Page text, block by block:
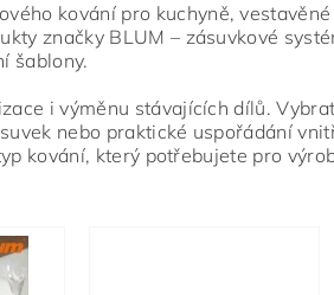
údajů
kování pro kuchyně,
značky BLUM – zásuvkové
šablony.
i výměnu stávajících dílů.
nebo praktické uspořádání
kování, který potřebujete pro